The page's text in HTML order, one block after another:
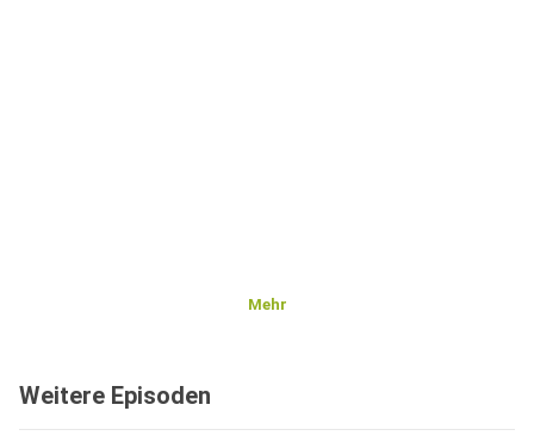
Mehr
Weitere Episoden